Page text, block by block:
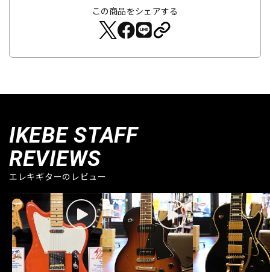
この商品をシェアする
IKEBE STAFF
REVIEWS
エレキギターのレビュー